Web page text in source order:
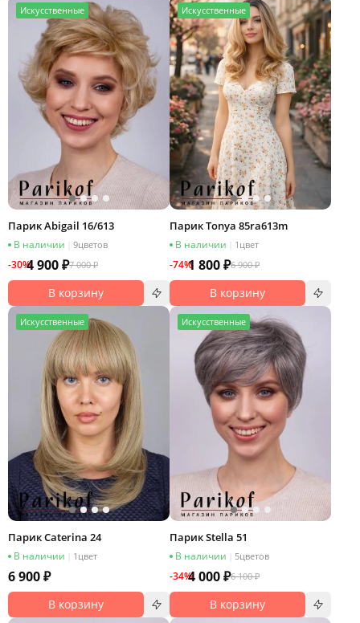
Искусственные
Парик Abigail 16/613
В наличии 9цветов
-30%4 900 ₽7 000 ₽
В корзину
Искусственные
Парик Tonya 85ra613m
В наличии 1 цвет
-74%1 800 ₽6 900 ₽
В корзину
Искусственные
Парик Caterina 24
В наличии 1 цвет
6 900 ₽
В корзину
Искусственные
Парик Stella 51
В наличии 5цветов
-34%4 000 ₽6 100 ₽
В корзину